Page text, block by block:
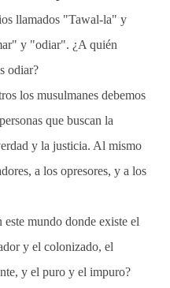
llamados "Tawal-la" y
y "odiar". ¿A quién
odiar?
los musulmanes debemos
que buscan la
y la justicia. Al mismo
a los opresores, y a los
este mundo donde existe el
y el colonizado, el
y el puro y el impuro?